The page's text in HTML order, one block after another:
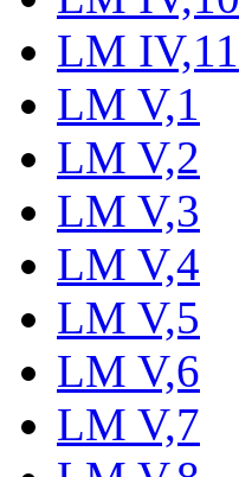
LM IV,11
LM V,1
LM V,2
LM V,3
LM V,4
LM V,5
LM V,6
LM V,7